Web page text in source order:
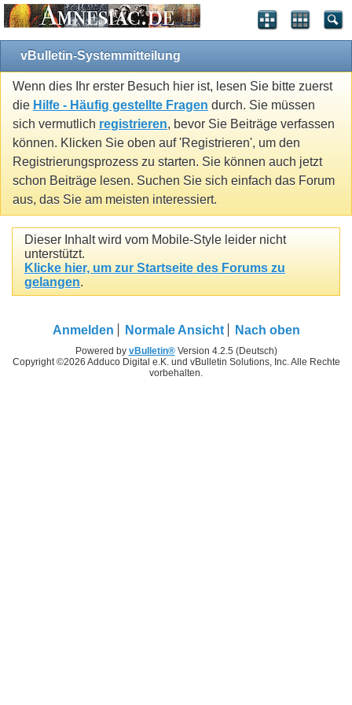
vBulletin-Systemmitteilung
Wenn dies Ihr erster Besuch hier ist, lesen Sie bitte zuerst
die Hilfe - Häufig gestellte Fragen durch. Sie müssen
sich vermutlich registrieren, bevor Sie Beiträge verfassen
können. Klicken Sie oben auf 'Registrieren', um den
Registrierungsprozess zu starten. Sie können auch jetzt
schon Beiträge lesen. Suchen Sie sich einfach das Forum
aus, das Sie am meisten interessiert.
Dieser Inhalt wird vom Mobile-Style leider nicht
unterstützt.
Klicke hier, um zur Startseite des Forums zu
gelangen.
Anmelden Normale Ansicht Nach oben
Powered by vBulletin®Version 4.2.5 (Deutsch)
Copyright ©2026 Adduco Digital e.K. und vBulletin Solutions, Inc. Alle Rechte
vorbehalten.